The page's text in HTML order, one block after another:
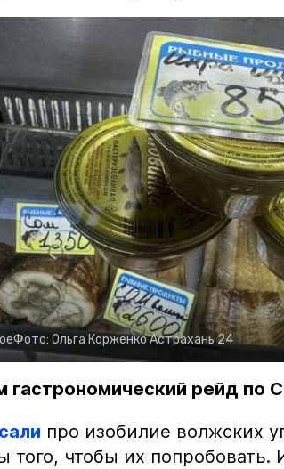
Фото: Ольга КорженкоАстрахань 24
рейд по
про изобилие волжских
того, чтобы их попробовать.